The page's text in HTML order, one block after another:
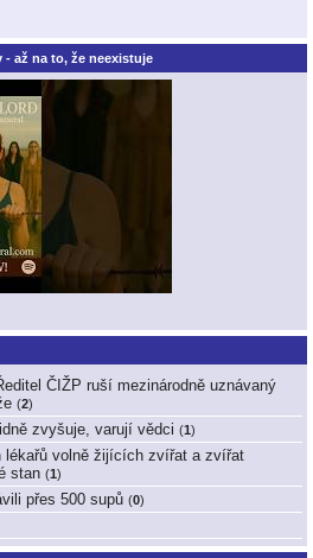
až na to, že neexistuje
ČIŽP ruší mezinárodně uznávaný
(2)
zvyšuje, varují vědci (1)
lékařů volně žijících zvířat a zvířat
stan (1)
přes 500 supů (0)